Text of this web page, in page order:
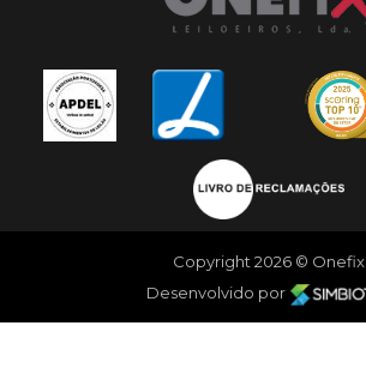
Copyright 2026 © Onefix
Desenvolvido por